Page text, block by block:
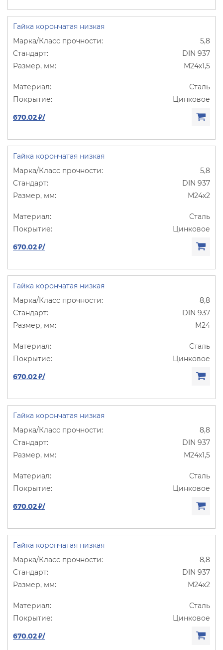
Гайка корончатая низкая
5,8
DIN 937
М24х1,5
Сталь
Цинковое
670.02 ₽/
Гайка корончатая низкая
5,8
DIN 937
М24х2
Сталь
Цинковое
670.02 ₽/
Гайка корончатая низкая
8,8
DIN 937
М24
Сталь
Цинковое
670.02 ₽/
Гайка корончатая низкая
8,8
DIN 937
М24х1,5
Сталь
Цинковое
670.02 ₽/
Гайка корончатая низкая
8,8
DIN 937
М24х2
Сталь
Цинковое
670.02 ₽/